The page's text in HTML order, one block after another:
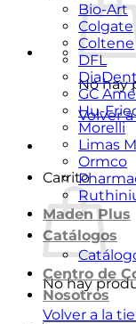
No hay
Volver
Carrito
No hay
Volver a la
Bio-Art
Colgate
Coltene
DFL
GC
Hu-
Morelli
Limas
Ormco
Maden Plus
Catálogos
Centro de
Nosotros